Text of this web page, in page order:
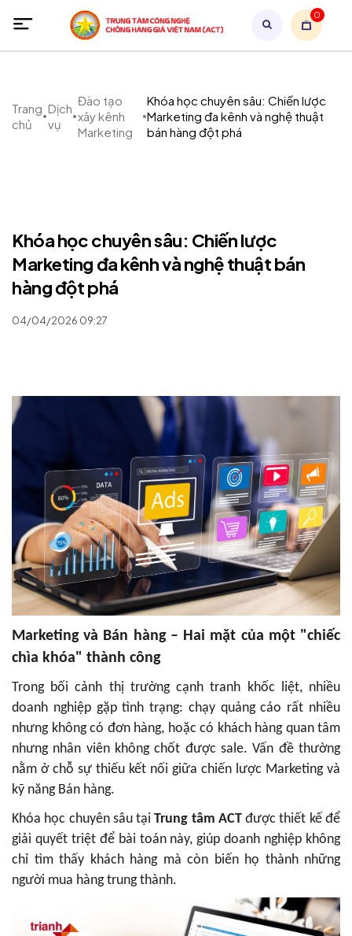
0
Trang
chủ
Dịch
vụ
Đào tạo
xây kênh
Marketing
Khóa học chuyên sâu: Chiến lược
Marketing đa kênh và nghệ thuật
bán hàng đột phá
Khóa học chuyên sâu: Chiến lược
Marketing đa kênh và nghệ thuật bán
hàng đột phá
04/04/2026 09:27
Marketing và Bán hàng – Hai mặt của một "chiếc
chìa khóa" thành công
Trong bối cảnh thị trường cạnh tranh khốc liệt, nhiều
doanh nghiệp gặp tình trạng: chạy quảng cáo rất nhiều
nhưng không có đơn hàng, hoặc có khách hàng quan tâm
nhưng nhân viên không chốt được sale. Vấn đề thường
nằm ở chỗ sự thiếu kết nối giữa chiến lược Marketing và
kỹ năng Bán hàng.
Khóa học chuyên sâu tạiTrung tâm ACTđược thiết kế để
giải quyết triệt để bài toán này, giúp doanh nghiệp không
chỉ tìm thấy khách hàng mà còn biến họ thành những
người mua hàng trung thành.